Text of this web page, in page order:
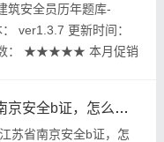
安全生产监督检查人员
查中发现的安全生产违
筑安全员历年题库-
ver1.3.7 更新时间：
数： ★★★★★ 本月促销
试题库 ...
2026年江苏省南京安全b证，怎么备考好？
苏省南京安全b证，怎